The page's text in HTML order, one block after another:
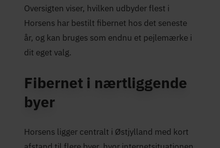
Oversigten viser, hvilken udbyder flest i
Horsens har bestilt fibernet hos det seneste
år, og kan bruges som endnu et pejlemærke i
dit eget valg.
Fibernet i nærtliggende
byer
Horsens ligger centralt i Østjylland med kort